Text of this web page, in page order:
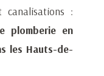
canalisations :
plomberie en
les Hauts-de-